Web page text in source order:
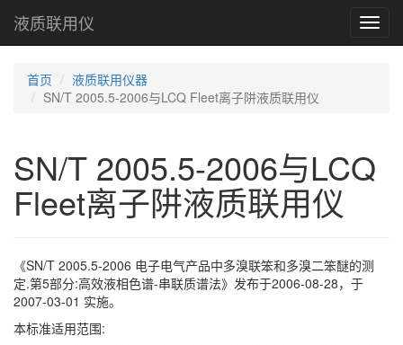
液质联用仪
首页
液质联用仪器
SN/T 2005.5-2006与LCQ Fleet离子阱液质联用仪
SN/T 2005.5-2006与LCQ
Fleet离子阱液质联用仪
《SN/T 2005.5-2006 电子电气产品中多溴联笨和多溴二笨醚的测
定.第5部分:高效液相色谱-串联质谱法》发布于2006-08-28，于
2007-03-01 实施。
本标准适用范围: